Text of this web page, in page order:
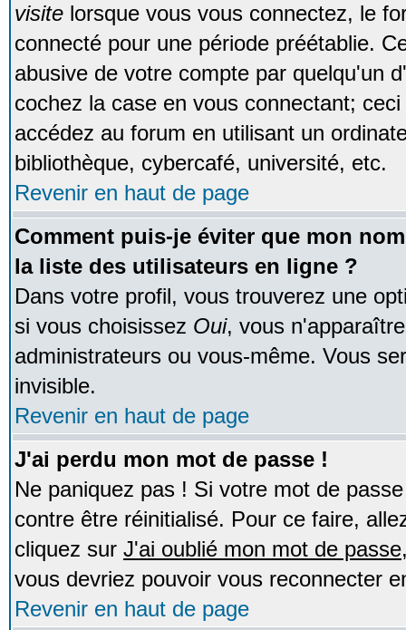
visite lorsque vous vous connectez, le
connecté pour une période préétablie.
abusive de votre compte par quelqu'un
cochez la case en vous connectant;
accédez au forum en utilisant un
bibliothèque, cybercafé, université, etc.
Revenir en haut de page
Comment puis-je éviter que mon
la liste des utilisateurs en ligne ?
Dans votre profil, vous trouverez une
si vous choisissez Oui, vous
administrateurs ou vous-même. Vous
invisible.
Revenir en haut de page
J'ai perdu mon mot de passe !
Ne paniquez pas ! Si votre mot de
contre être réinitialisé. Pour ce faire,
cliquez sur J'ai oublié mon mot de passe
vous devriez pouvoir vous reconnecter
Revenir en haut de page